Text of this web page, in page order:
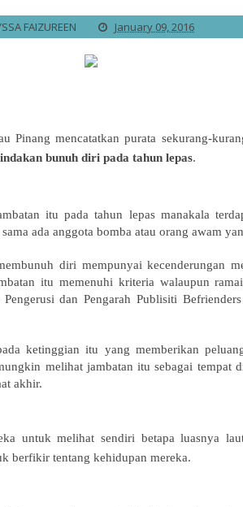
FAIZUREEN January 09, 2016
Pinang mencatatkan purata sekurang-
bunuh diri pada tahun lepas.
itu pada tahun lepas manakala
ada anggota bomba atau orang awam
diri mempunyai kecenderungan
itu memenuhi kriteria walaupun
dan Pengarah Publisiti
ketinggian itu yang memberikan
melihat jambatan itu sebagai tempat
akhir.
untuk melihat sendiri betapa luasnya
berfikir tentang kehidupan mereka.